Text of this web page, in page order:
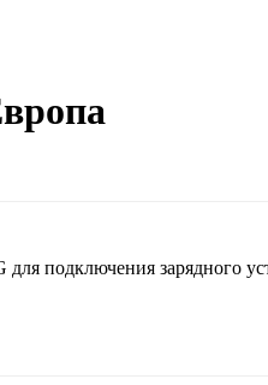
подключения зарядного